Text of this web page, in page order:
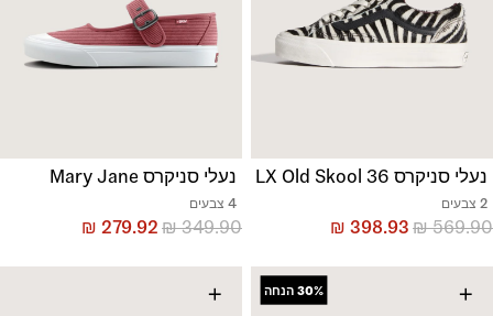
נעלי סניקרס LX Old Skool 36
2 צבעים
₪569.90
₪ 398.93
נעלי סניקרס Mary Jane
4 צבעים
₪349.90
₪ 279.92
+
30% הנחה +